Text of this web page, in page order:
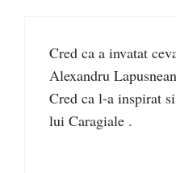
Cred ca a invatat
Alexandru
Cred ca l-a inspirat
lui Caragiale .